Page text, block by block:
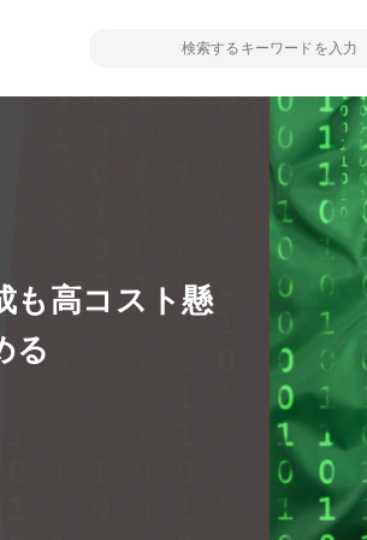
も高コスト懸
る